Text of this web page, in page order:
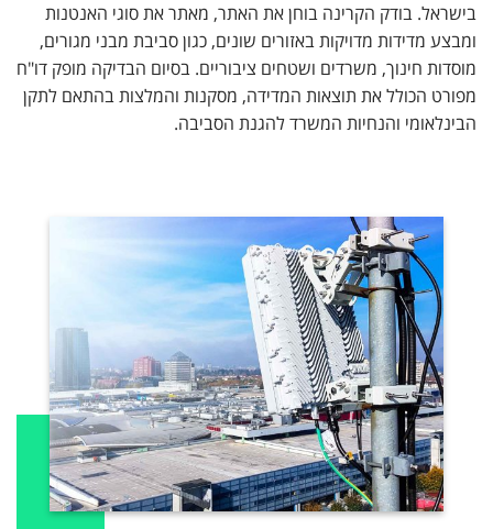
בישראל. בודק הקרינה בוחן את האתר, מאתר את סוגי האנטנות
ומבצע מדידות מדויקות באזורים שונים, כגון סביבת מבני מגורים,
מוסדות חינוך, משרדים ושטחים ציבוריים. בסיום הבדיקה מופק דו"ח
מפורט הכולל את תוצאות המדידה, מסקנות והמלצות בהתאם לתקן
הבינלאומי והנחיות המשרד להגנת הסביבה.